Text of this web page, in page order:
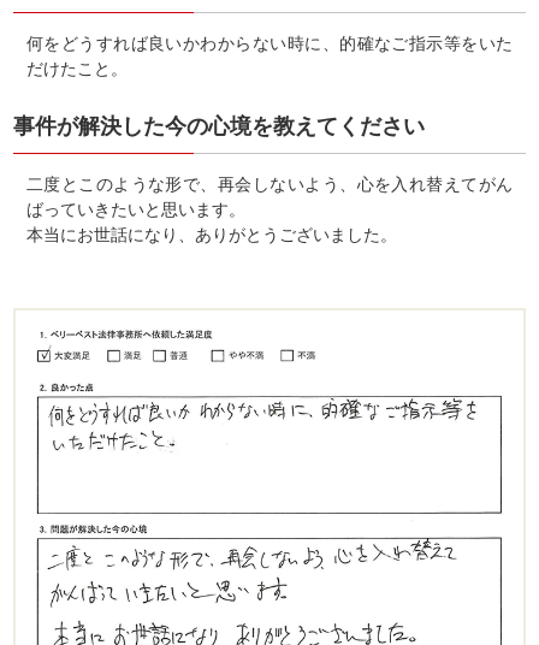
何をどうすれば良いかわからない時に、的確なご指示等をいた
だけたこと。
事件が解決した今の心境を教えてください
二度とこのような形で、再会しないよう、心を入れ替えてがん
ばっていきたいと思います。
本当にお世話になり、ありがとうございました。